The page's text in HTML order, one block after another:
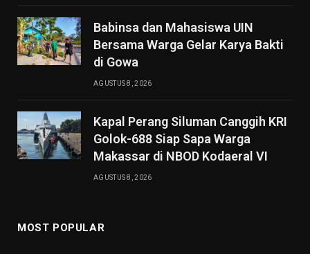
Babinsa dan Mahasiswa UIN
Bersama Warga Gelar Karya Bakti
di Gowa
AGUSTUS 8, 2026
Kapal Perang Siluman Canggih KRI
Golok-688 Siap Sapa Warga
Makassar di NBOD Kodaeral VI
AGUSTUS 8, 2026
MOST POPULAR